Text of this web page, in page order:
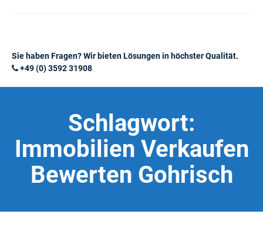
Sie haben Fragen? Wir bieten Lösungen in höchster Qualität.
+49 (0) 3592 31908
Schlagwort:
Immobilien Verkaufen
Bewerten Gohrisch